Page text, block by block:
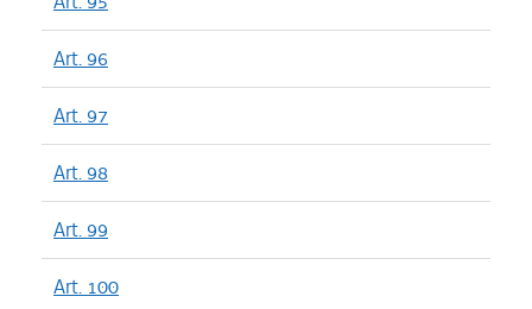
Art. 96
Art. 97
Art. 98
Art. 99
Art. 100